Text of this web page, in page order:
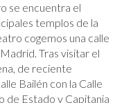
se encuentra el
templos de la
cogemos una calle
Tras visitar el
de reciente
Bailén con la Calle
de Estado y Capitania